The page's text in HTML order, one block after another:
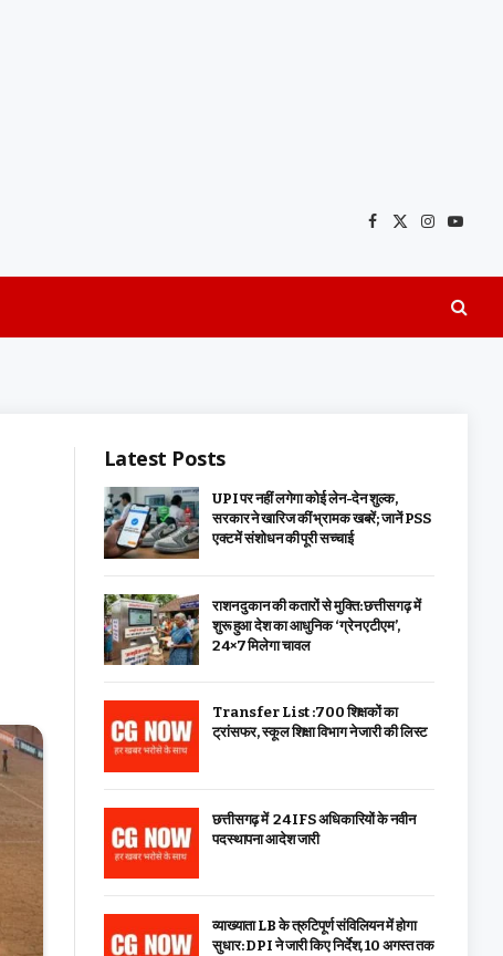
Facebook
X
Instagram
Latest Posts
UPI पर नहीं लगेगा कोई लेन-देन शुल्क,
सरकार ने खारिज कीं भ्रामक खबरें; जानें PSS
एक्ट में संशोधन की पूरी सच्चाई
राशन दुकान की कतारों से मुक्ति: छत्तीसगढ़ में
शुरू हुआ देश का आधुनिक ‘ग्रेन एटीएम’,
24×7 मिलेगा चावल
Transfer List :700 शिक्षकों का
ट्रांसफर, स्कूल शिक्षा विभाग ने जारी की लिस्ट
छत्तीसगढ़ में 24 IFS अधिकारियों के नवीन
पदस्थापना आदेश जारी
व्याख्याता LB के त्रुटिपूर्ण संविलियन में होगा
सुधार: DPI ने जारी किए निर्देश, 10 अगस्त तक